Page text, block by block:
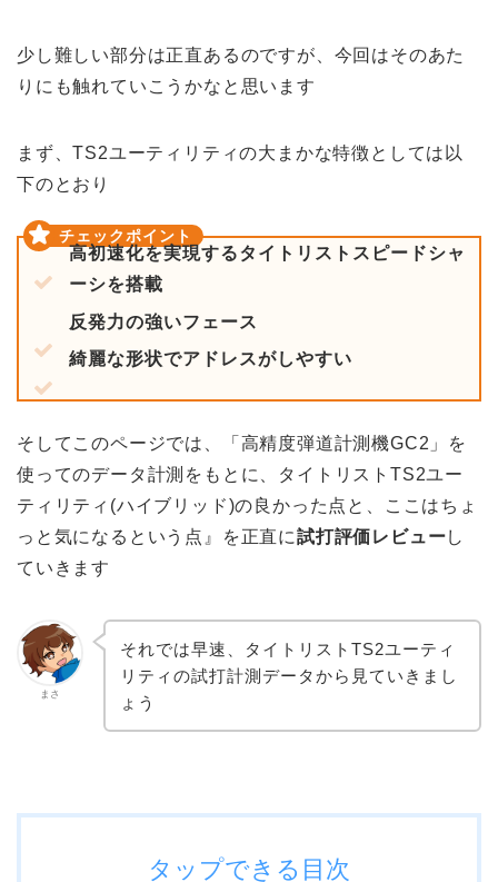
少し難しい部分は正直あるのですが、今回はそのあた
りにも触れていこうかなと思います
まず、TS2ユーティリティの大まかな特徴としては以
下のとおり
高初速化を実現するタイトリストスピードシャ
ーシを搭載
反発力の強いフェース
綺麗な形状でアドレスがしやすい
そしてこのページでは、「高精度弾道計測機GC2」を
使ってのデータ計測をもとに、タイトリストTS2ユー
ティリティ(ハイブリッド)の良かった点と、ここはちょ
っと気になるという点』を正直に試打評価レビューし
ていきます
まさ
それでは早速、タイトリストTS2ユーティ
リティの試打計測データから見ていきまし
ょう
タップできる目次